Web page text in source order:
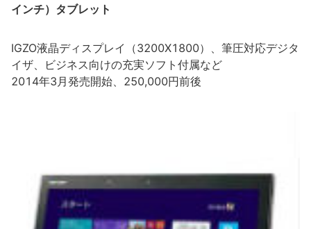
インチ）タブレット
IGZO液晶ディスプレイ（3200X1800）、筆圧対応デジタ
イザ、ビジネス向けの充実ソフト付属など
2014年3月発売開始、250,000円前後